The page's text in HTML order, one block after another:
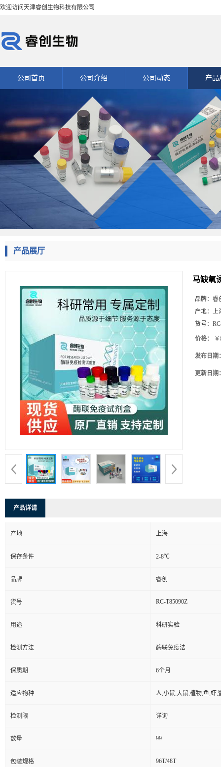
欢迎访问天津睿创生物科技有限公司
公司首页 公司介绍 公司动态 产品
产品展厅
马缺氧
品牌： 睿
产地： 上
货号：
价格：
发布日期
更新日期
产品详请
产地 上海
保存条件 2-8℃
品牌 睿创
货号 RC-T85090Z
用途 科研实验
检测方法 酶联免疫法
保质期 6个月
适应物种 人,小鼠,大鼠,植物,鱼,虾,
检测限 详询
数量 99
包装规格 96T/48T